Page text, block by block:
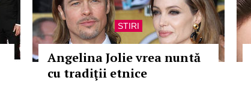
STIRI
Angelina Jolie vrea nuntă
cu tradiţii etnice